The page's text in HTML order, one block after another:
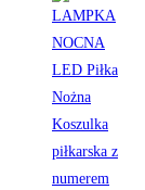
Koszulka
piłkarska
numerem